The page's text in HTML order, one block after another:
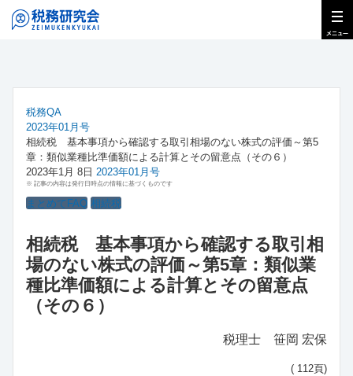
税務QA
2023年01月号
相続税 基本事項から確認する取引相場のない株式の評価～第5
章：類似業種比準価額による計算とその留意点（その６）
2023年1月 8日 2023年01月号
※ 記事の内容は発行日時点の情報に基づくものです
まとめてFAQ 相続税
相続税 基本事項から確認する取引相
場のない株式の評価～第5章：類似業
種比準価額による計算とその留意点
（その６）
税理士 笹岡 宏保
( 112頁)